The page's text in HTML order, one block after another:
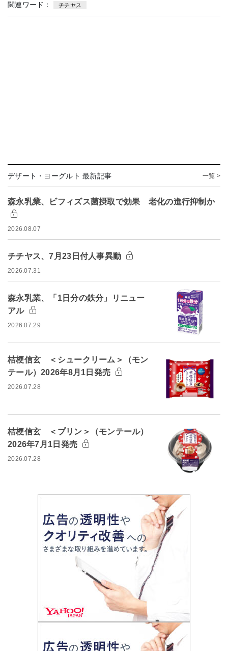
関連ワード： チチヤス
デザート・ヨーグルト 最新記事 一覧 >
森永乳業、ビフィズス菌摂取で効果 老化の進行抑制か
2026.08.07
チチヤス、7月23日付人事異動
2026.07.31
森永乳業、「1日分の鉄分」リニュー
アル
2026.07.29
桔梗信玄 ＜シュークリーム＞（モン
テール）2026年8月1日発売
2026.07.28
桔梗信玄 ＜プリン＞（モンテール）
2026年7月1日発売
2026.07.28